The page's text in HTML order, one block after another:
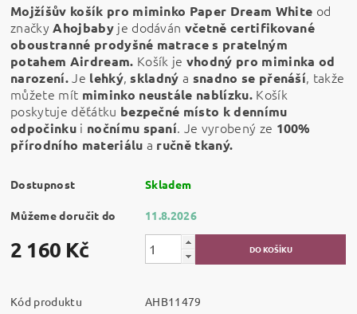
Mojžíšův košík pro miminko Paper Dream White od
značky Ahojbabyje dodáván včetně certifikované
oboustranné prodyšné matrace s pratelným
potahem Airdream. Košík je vhodný pro miminka od
narození.Je lehký,skladný a snadno se přenáší, takže
můžete mít miminko neustále nablízku.Košík
poskytuje děťátku bezpečné místo k dennímu
odpočinku i nočnímu spaní. Je vyrobený ze 100%
přírodního materiálu a ručně tkaný.
Dostupnost Skladem
Můžeme doručit do 11.8.2026
2 160 Kč
Kód produktu
AHB11479